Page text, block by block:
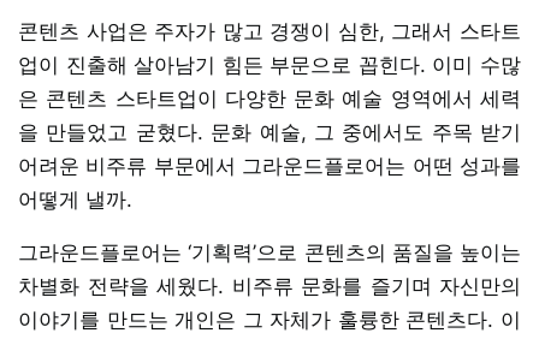
콘텐츠 사업은 주자가 많고 경쟁이 심한, 그래서 스타트
업이 진출해 살아남기 힘든 부문으로 꼽힌다. 이미 수많
은 콘텐츠 스타트업이 다양한 문화 예술 영역에서 세력
을 만들었고 굳혔다. 문화 예술, 그 중에서도 주목 받기
어려운 비주류 부문에서 그라운드플로어는 어떤 성과를
어떻게 낼까.
그라운드플로어는 ‘기획력’으로 콘텐츠의 품질을 높이는
차별화 전략을 세웠다. 비주류 문화를 즐기며 자신만의
이야기를 만드는 개인은 그 자체가 훌륭한 콘텐츠다. 이